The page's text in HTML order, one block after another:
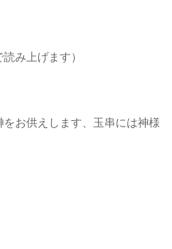
み上げます）
をお供えします、玉串には神様